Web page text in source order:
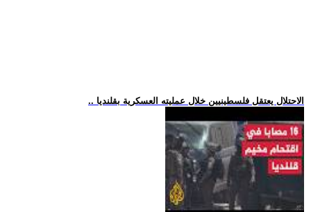
.. الاحتلال يعتقل فلسطينيين خلال عمليته العسكرية بقلنديا